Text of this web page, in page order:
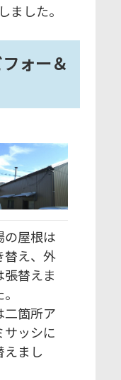
ました。
ォー＆
の屋根は
替え、外
張替えま
二箇所ア
サッシに
えまし